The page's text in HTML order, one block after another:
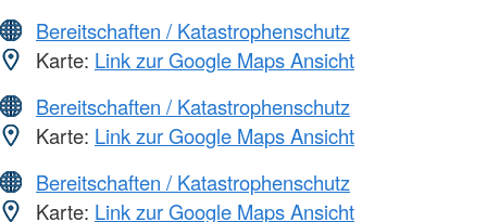
Bereitschaften / Katastrophenschutz
Karte: Link zur Google Maps Ansicht
Bereitschaften / Katastrophenschutz
Karte: Link zur Google Maps Ansicht
Bereitschaften / Katastrophenschutz
Karte: Link zur Google Maps Ansicht